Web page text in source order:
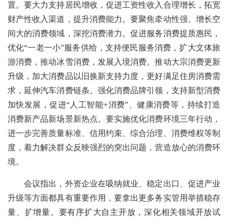
置。要大力支持居民增收，促进工资性收入合理增长，拓宽
财产性收入渠道，提升消费能力。要聚焦牵动性强、增长空
间大的消费领域，深挖消费潜力。促进服务消费提质惠民，
优化“一老一小”服务供给，支持便民服务消费，扩大文体旅
游消费，推动冰雪消费，发展入境消费。推动大宗消费更新
升级，加大消费品以旧换新支持力度，更好满足住房消费需
求，延伸汽车消费链条。强化消费品牌引领，支持新型消费
加快发展，促进“人工智能+消费”、健康消费等，持续打造
消费新产品新场景新热点。要实施优化消费环境三年行动，
进一步完善质量标准、信用约束、综合治理、消费维权等制
度，着力解决群众反映强烈的突出问题，营造放心的消费环
境。
会议指出，外资企业在吸纳就业、稳定出口、促进产业
升级等方面都具有重要作用，要拿出更多务实管用举措稳存
量、扩增量。要有序扩大自主开放，深化相关领域开放试